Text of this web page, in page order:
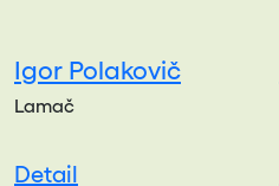
Igor Polakovič
Lamač
Detail